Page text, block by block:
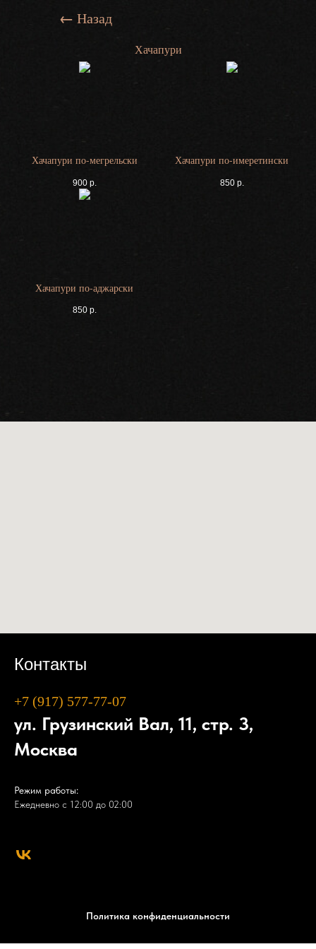
← Назад
Хачапури
Хачапури по-мегрельски
900 р.
Хачапури по-имеретински
850 р.
Хачапури по-аджарски
850 р.
Контакты
+7 (917) 577-77-07
ул. Грузинский Вал, 11, стр. 3,
Москва
Режим работы:
Ежедневно с 12:00 до 02:00
Политика конфиденциальности